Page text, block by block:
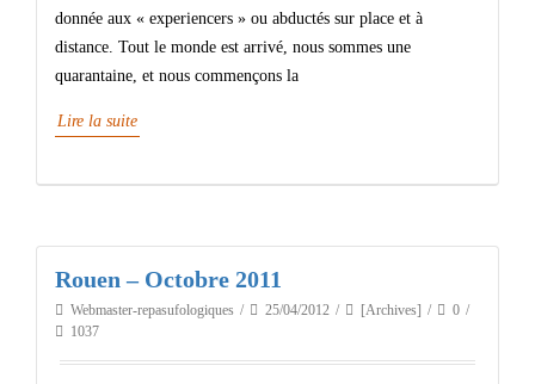
donnée aux « experiencers » ou abductés sur place et à
distance. Tout le monde est arrivé, nous sommes une
quarantaine, et nous commençons la
Lire la suite
Rouen – Octobre 2011
Webmaster-repasufologiques 25/04/2012 [Archives]
0
1037